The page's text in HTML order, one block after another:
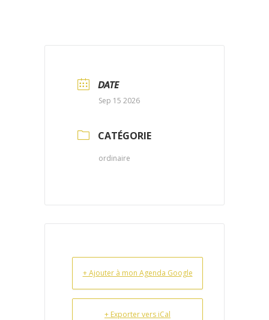
DATE
Sep 15 2026
CATÉGORIE
ordinaire
+ Ajouter à mon Agenda Google
+ Exporter vers iCal